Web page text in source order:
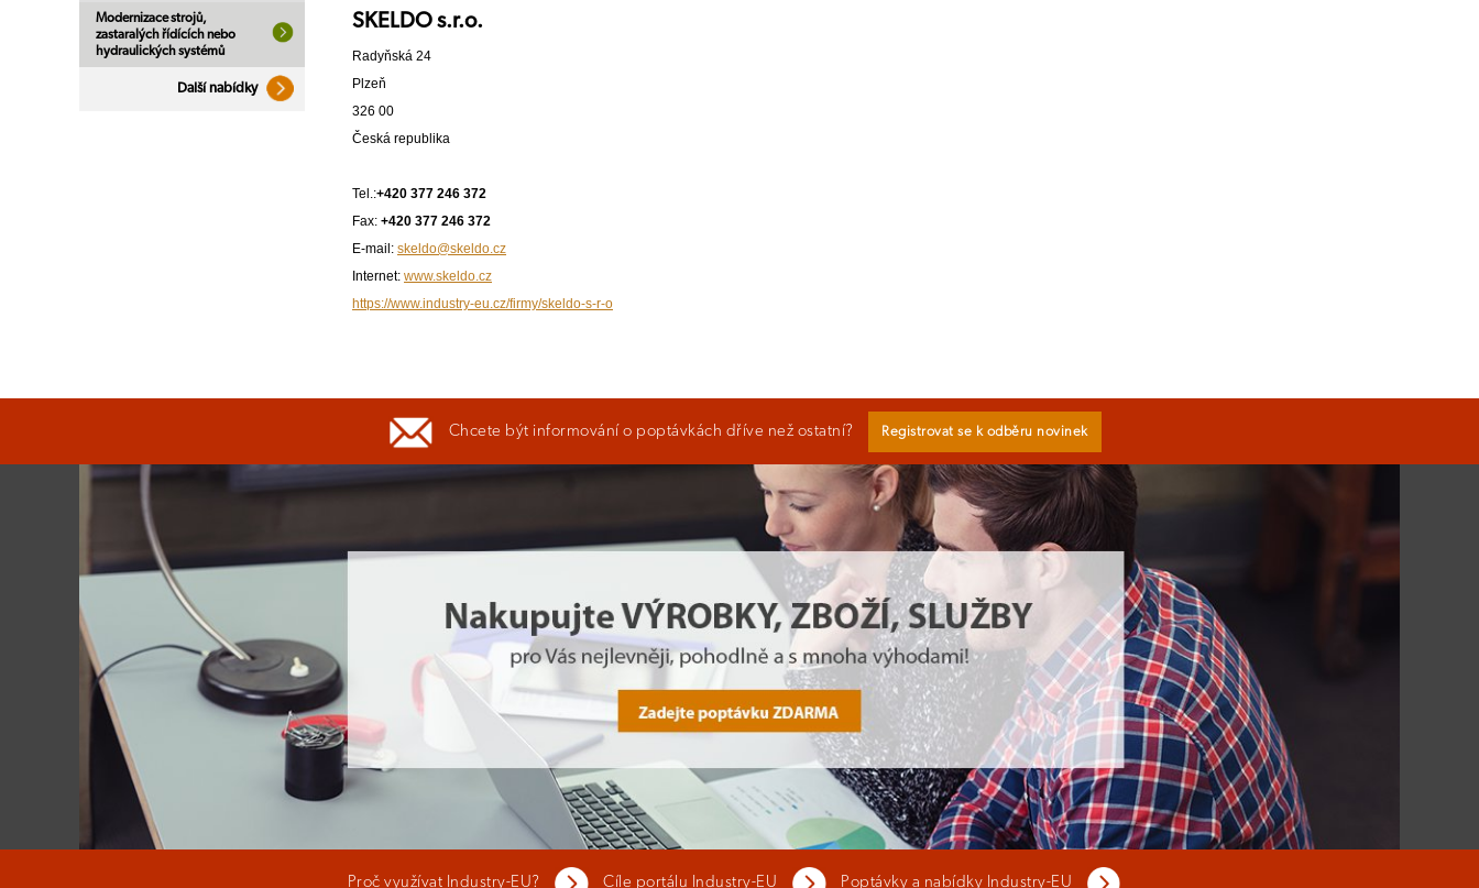
Modernizace strojů,
zastaralých řídících nebo
hydraulických systémů
Další nabídky
SKELDO s.r.o.
Radyňská 24
Plzeň
326 00
Česká republika
Tel.:+420 377 246 372
Fax: +420 377 246 372
E-mail: skeldo@skeldo.cz
Internet: www.skeldo.cz
https://www.industry-eu.cz/firmy/skeldo-s-r-o
Chcete být informování o poptávkách dříve než ostatní? Registrovat se k odběru novinek
Proč využívat Industry-EU? Cíle portálu Industry-EU Poptávky a nabídky Industry-EU